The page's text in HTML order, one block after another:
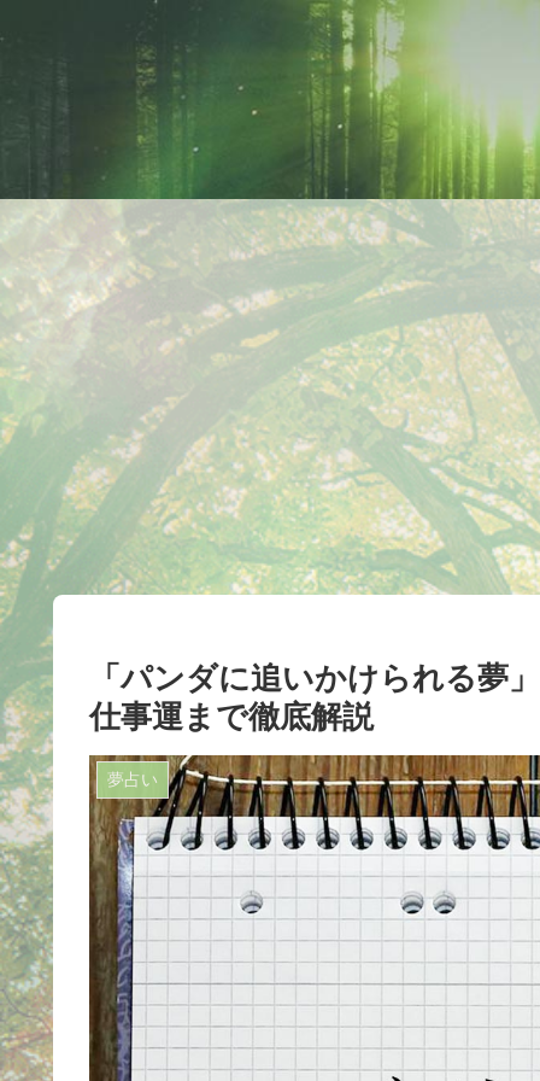
「パンダに追いかけられる夢
仕事運まで徹底解説
夢占い